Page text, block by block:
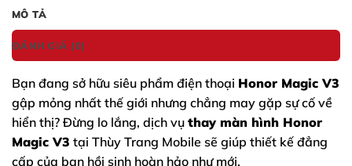
MÔ TẢ
ĐÁNH GIÁ (0)
Bạn đang sở hữu siêu phẩm điện thoại Honor Magic V3
gập mỏng nhất thế giới nhưng chẳng may gặp sự cố về
hiển thị? Đừng lo lắng, dịch vụ thay màn hình Honor
Magic V3 tại Thùy Trang Mobile sẽ giúp thiết kế đẳng
cấp của bạn hồi sinh hoàn hảo như mới.